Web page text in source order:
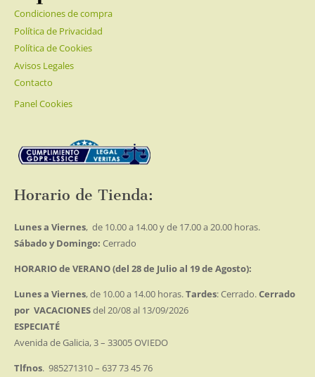
Condiciones de compra
Política de Privacidad
Política de Cookies
Avisos Legales
Contacto
Panel Cookies
Horario de Tienda:
Lunes a Viernes, de 10.00 a 14.00 y de 17.00 a 20.00 horas.
Sábado y Domingo: Cerrado
HORARIO de VERANO (del 28 de Julio al 19 de Agosto):
Lunes a Viernes, de 10.00 a 14.00 horas.Tardes: Cerrado.Cerrado
por VACACIONESdel 20/08 al 13/09/2026
ESPECIATÉ
Avenida de Galicia, 3 – 33005 OVIEDO
Tlfnos. 985271310 – 637 73 45 76